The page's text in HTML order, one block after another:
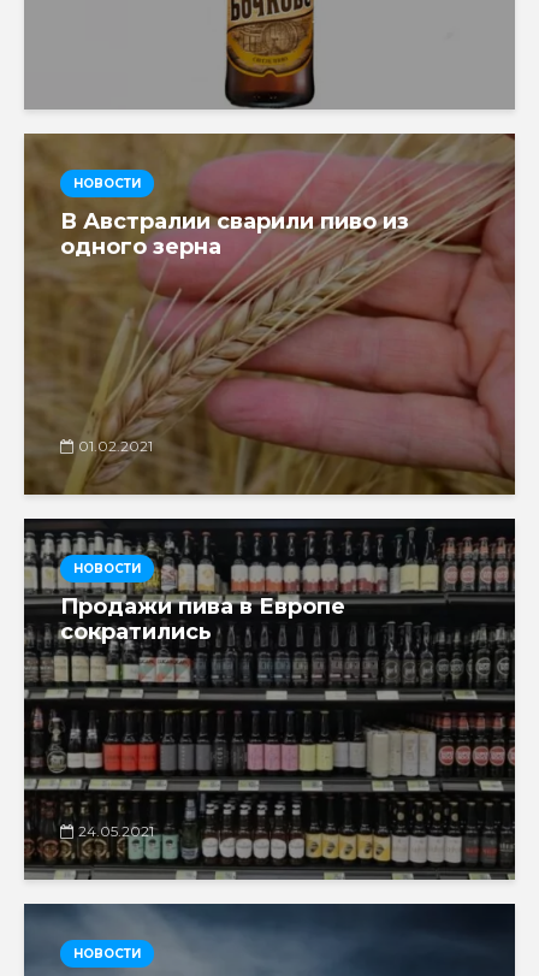
НОВОСТИ
В Австралии сварили пиво из
одного зерна
01.02.2021
НОВОСТИ
Продажи пива в Европе
сократились
24.05.2021
НОВОСТИ